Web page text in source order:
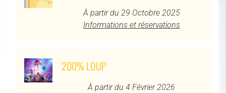
À partir du 29 Octobre 2025
Informations et réservations
200% LOUP
À partir du 4 Février 2026